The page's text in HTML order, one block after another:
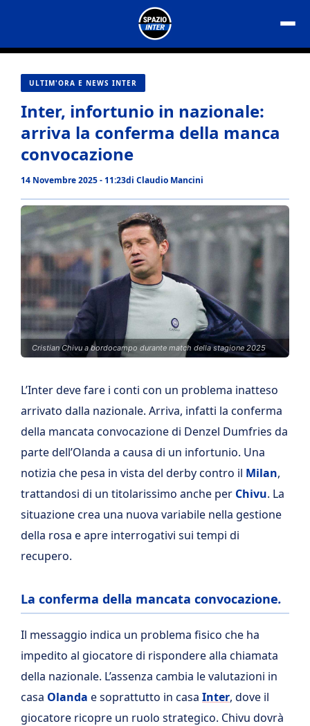
contenuto
ULTIM'ORA E NEWS INTER
Inter, infortunio in nazionale:
arriva la conferma della manca
convocazione
14 Novembre 2025 - 11:23di Claudio Mancini
Cristian Chivu a bordocampo durante match della stagione 2025
L’Inter deve fare i conti con un problema inatteso
arrivato dalla nazionale. Arriva, infatti la conferma
della mancata convocazione di Denzel Dumfries da
parte dell’Olanda a causa di un infortunio. Una
notizia che pesa in vista del derby contro il Milan,
trattandosi di un titolarissimo anche per Chivu. La
situazione crea una nuova variabile nella gestione
della rosa e apre interrogativi sui tempi di
recupero.
La conferma della mancata convocazione.
Il messaggio indica un problema fisico che ha
impedito al giocatore di rispondere alla chiamata
della nazionale. L’assenza cambia le valutazioni in
casa Olanda e soprattutto in casa Inter, dove il
giocatore ricopre un ruolo strategico. Chivu dovrà